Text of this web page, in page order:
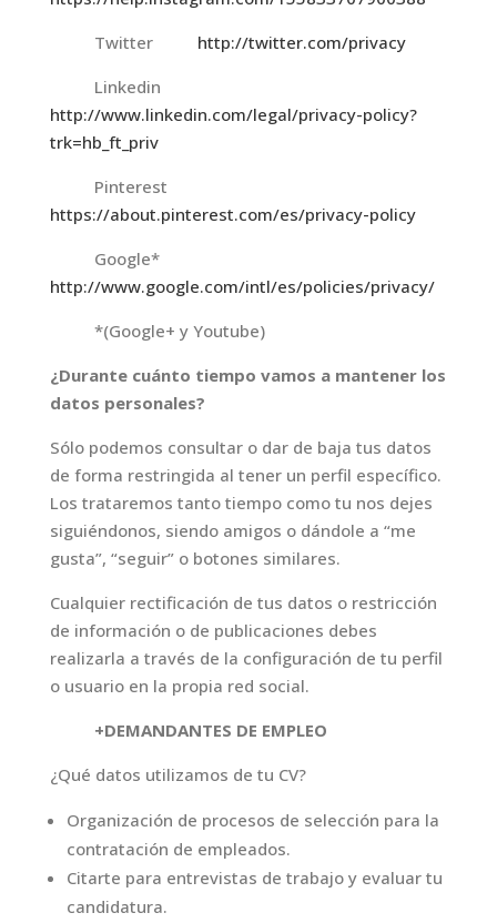
Twitter http://twitter.com/privacy
Linkedin
http://www.linkedin.com/legal/privacy-policy?
trk=hb_ft_priv
Pinterest
https://about.pinterest.com/es/privacy-policy
Google*
http://www.google.com/intl/es/policies/privacy/
*(Google+ y Youtube)
¿Durante cuánto tiempo vamos a mantener los
datos personales?
Sólo podemos consultar o dar de baja tus datos
de forma restringida al tener un perfil específico.
Los trataremos tanto tiempo como tu nos dejes
siguiéndonos, siendo amigos o dándole a “me
gusta”, “seguir” o botones similares.
Cualquier rectificación de tus datos o restricción
de información o de publicaciones debes
realizarla a través de la configuración de tu perfil
o usuario en la propia red social.
+DEMANDANTES DE EMPLEO
¿Qué datos utilizamos de tu CV?
Organización de procesos de selección para la
contratación de empleados.
Citarte para entrevistas de trabajo y evaluar tu
candidatura.